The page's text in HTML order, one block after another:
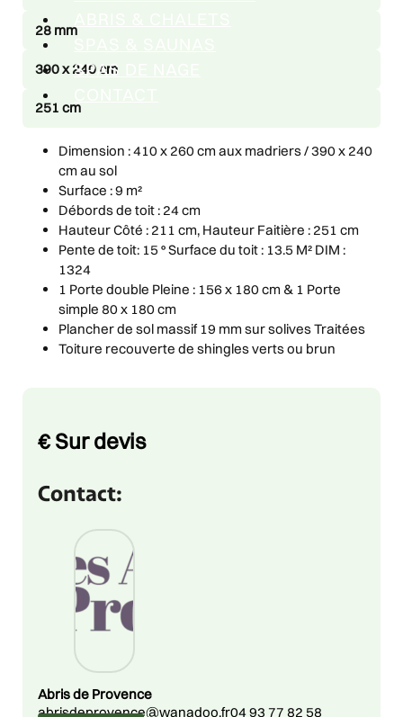
SPAS DE NAGE
28 mm
390 x 240 cm
251 cm
Dimension : 410 x 260 cm aux madriers / 390 x 240
cm au sol
Surface : 9 m²
Débords de toit : 24 cm
Hauteur Côté : 211 cm, Hauteur Faitière : 251 cm
Pente de toit: 15 ° Surface du toit : 13.5 M² DIM :
1324
1 Porte double Pleine : 156 x 180 cm & 1 Porte
simple 80 x 180 cm
Plancher de sol massif 19 mm sur solives Traitées
Toiture recouverte de shingles verts ou brun
Price
€Sur devis
Contact:
Abris de Provence
abrisdeprovence@wanadoo.fr04 93 77 82 58